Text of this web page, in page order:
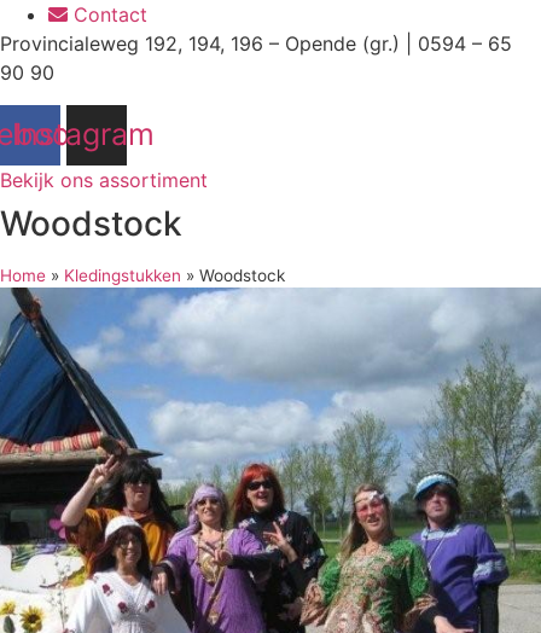
Contact
Provincialeweg 192, 194, 196 – Opende (gr.) | 0594 – 65
90 90
Instagram
Bekijk ons assortiment
Woodstock
Home » Kledingstukken » Woodstock